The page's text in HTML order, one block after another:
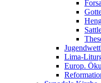
Lima-
Europ.